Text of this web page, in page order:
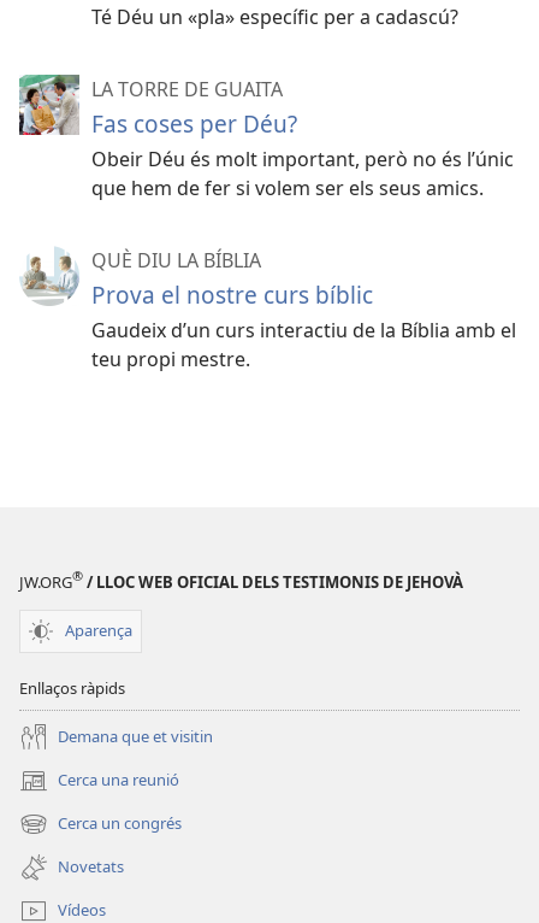
Té Déu un «pla» específic per a cadascú?
LA TORRE DE GUAITA
Fas coses per Déu?
Obeir Déu és molt important, però no és l’únic
que hem de fer si volem ser els seus amics.
QUÈ DIU LA BÍBLIA
Prova el nostre curs bíblic
Gaudeix d’un curs interactiu de la Bíblia amb el
teu propi mestre.
JW.ORG® / LLOC WEB OFICIAL DELS TESTIMONIS DE JEHOVÀ
Aparença
Enllaços ràpids
Demana que et visitin
Cerca una reunió
(obre
una
finestra
nova)
Cerca un congrés
(obre
una
finestra
nova)
Novetats
Vídeos